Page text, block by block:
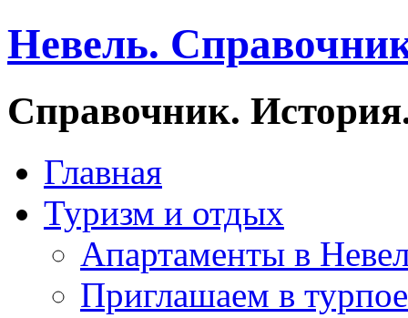
Невель.
Справочник.
Главная
Туризм и отдых
Апартаменты в
Приглашаем в